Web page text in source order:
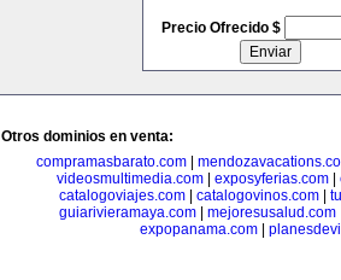
Precio Ofrecido $
Otros dominios en venta:
compramasbarato.com|
videosmultimedia.com
exposyferias.com
catalogoviajes.com| catalogovinos.com|
guiarivieramaya.com
mejoresusalud.com
expopanama.com